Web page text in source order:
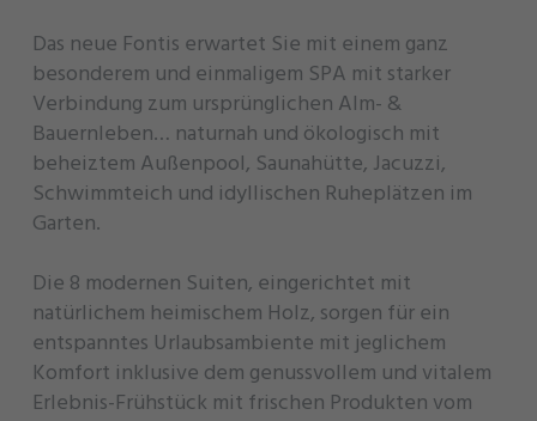
Das neue Fontis erwartet Sie mit einem ganz
besonderem und einmaligem SPA mit starker
Verbindung zum ursprünglichen Alm- &
Bauernleben… naturnah und ökologisch mit
beheiztem Außenpool, Saunahütte, Jacuzzi,
Schwimmteich und idyllischen Ruheplätzen im
Garten.
Die 8 modernen Suiten, eingerichtet mit
natürlichem heimischem Holz, sorgen für ein
entspanntes Urlaubsambiente mit jeglichem
Komfort inklusive dem genussvollem und vitalem
Erlebnis-Frühstück mit frischen Produkten vom